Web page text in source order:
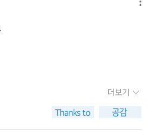
작 <반지의 제왕> 시리즈의 프리
없이 독자들은 <호빗>을 읽으면서
를 할 수 밖에 없다. 톨킨은 다양한
적이고도 효과적으로 배치했지만,
롤, 고블린, 와르그(Warg) 등 수많
조되었지만 고대 서양신화에서 계
없는 빌보가 상상도 못했던 모험
따지고 보면 스마우그의 보물을 되
은 이후 『반지의 제왕』의 주요 소
서 눈여겨볼 만하다. 사실 절대반
영화 <호빗: 뜻밖의 모험>에서는 나
물을 손에 넣은 뒤 변해가는 난쟁
노하는 골룸의 모습과 크게 다르지
의 주인이어라 그대가 비로서 반
무리 했지만 그대 삼촌 빌보는 모든
러내므로 모든 사건의 발단을 초
한 모험과 절대반지를 손에 넣기
그대는 삼촌 빌보에게서 더 배워
아우르는 절대 반지를 손에 넣기 까
함께가 보자
더보기